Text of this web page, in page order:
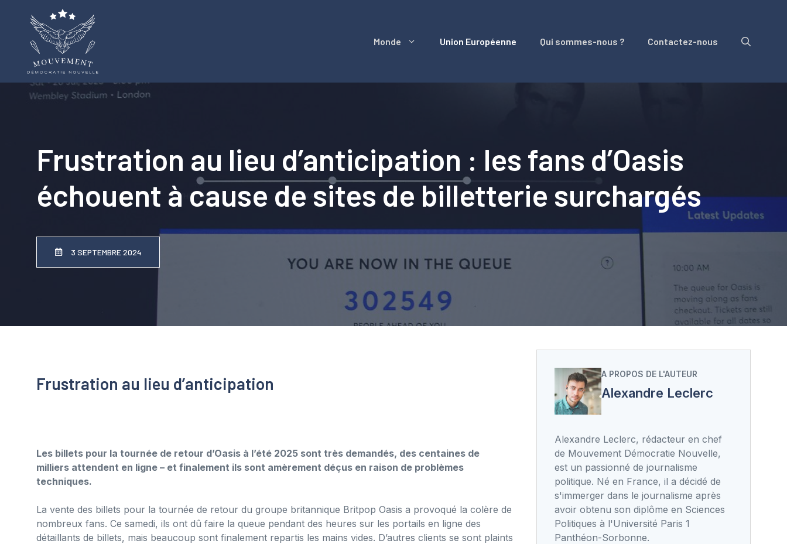
Monde Union Européenne Qui sommes-nous ? Contactez-nous
Frustration au lieu d’anticipation : les fans d’Oasis
échouent à cause de sites de billetterie surchargés
3 SEPTEMBRE 2024
Frustration au lieu d’anticipation
Les billets pour la tournée de retour d’Oasis à l’été 2025 sont très demandés, des centaines de
milliers attendent en ligne – et finalement ils sont amèrement déçus en raison de problèmes
techniques.
La vente des billets pour la tournée de retour du groupe britannique Britpop Oasis a provoqué la colère de
nombreux fans. Ce samedi, ils ont dû faire la queue pendant des heures sur les portails en ligne des
détaillants de billets, mais beaucoup sont finalement repartis les mains vides. D’autres clients se sont plaints
A PROPOS DE L'AUTEUR
Alexandre Leclerc
Alexandre Leclerc, rédacteur en chef
de Mouvement Démocratie Nouvelle,
est un passionné de journalisme
politique. Né en France, il a décidé de
s'immerger dans le journalisme après
avoir obtenu son diplôme en Sciences
Politiques à l'Université Paris 1
Panthéon-Sorbonne.